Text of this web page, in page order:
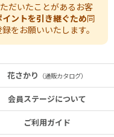
だいたことがあるお客
ントを引き継ぐため同
をお願いいたします。
花さかり （通販カタログ）
会員ステージについて
ご利用ガイド